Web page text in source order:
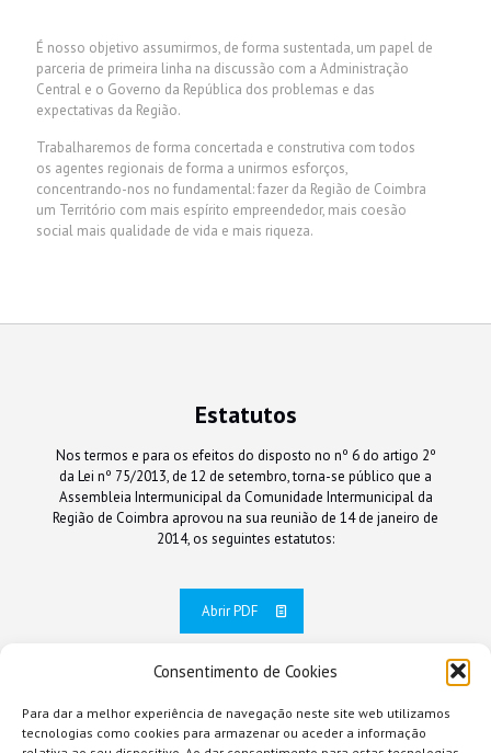
Consentimento de Cookies
Para dar a melhor experiência de navegação neste site web utilizamos
tecnologias como cookies para armazenar ou aceder a informação
É nosso objetivo assumirmos, de forma sustentada, um papel de
parceria de primeira linha na discussão com a Administração
Central e o Governo da República dos problemas e das
expectativas da Região.
Trabalharemos de forma concertada e construtiva com todos
os agentes regionais de forma a unirmos esforços,
concentrando-nos no fundamental: fazer da Região de Coimbra
um Território com mais espírito empreendedor, mais coesão
social mais qualidade de vida e mais riqueza.
Estatutos
Nos termos e para os efeitos do disposto no nº 6 do artigo 2º
da Lei nº 75/2013, de 12 de setembro, torna-se público que a
Assembleia Intermunicipal da Comunidade Intermunicipal da
Região de Coimbra aprovou na sua reunião de 14 de janeiro de
2014, os seguintes estatutos:
Abrir PDF